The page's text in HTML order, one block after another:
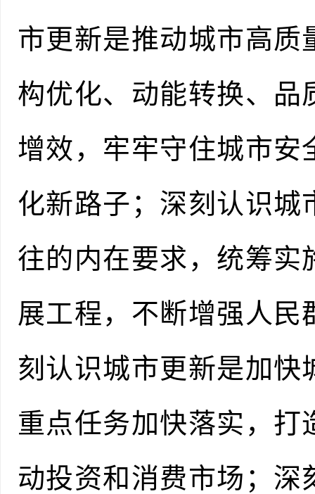
市更新是推动城市高质
构优化、动能转换、品
增效，牢牢守住城市安
化新路子；深刻认识城
往的内在要求，统筹实
展工程，不断增强人
刻认识城市更新是加快
重点任务加快落实，打
动投资和消费市场；深